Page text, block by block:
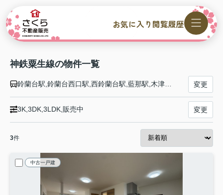
お気に入り 閲覧履歴
神鉄粟生線の物件一覧
変更
3K,3DK,3LDK,販売中 変更
3件
中古一戸建